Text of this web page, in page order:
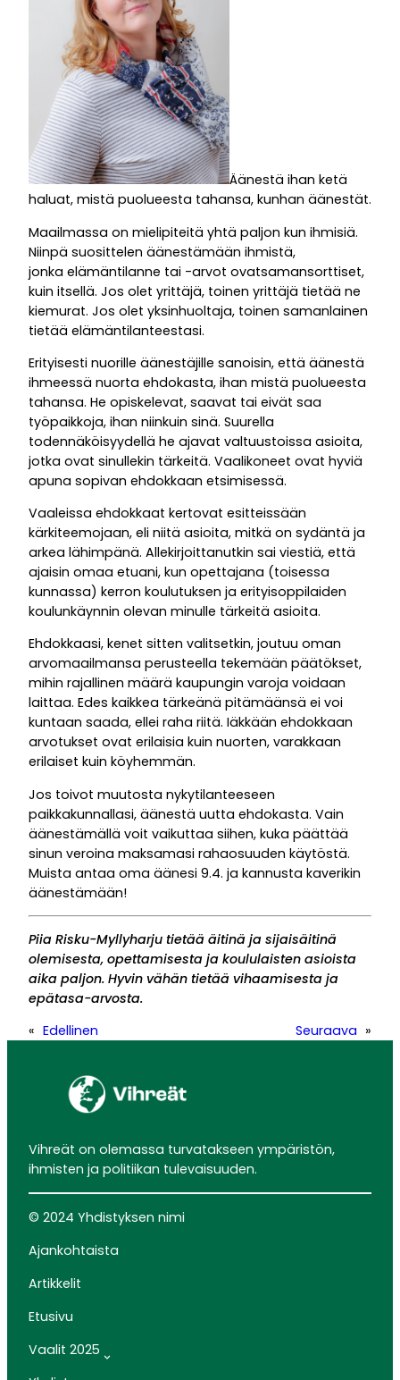
Äänestä ihan ketä
haluat, mistä puolueesta tahansa, kunhan äänestät.
Maailmassa on mielipiteitä yhtä paljon kun ihmisiä.
Niinpä suosittelen äänestämään ihmistä,
jonka elämäntilanne tai -arvot ovatsamansorttiset,
kuin itsellä. Jos olet yrittäjä, toinen yrittäjä tietää ne
kiemurat. Jos olet yksinhuoltaja, toinen samanlainen
tietää elämäntilanteestasi.
Erityisesti nuorille äänestäjille sanoisin, että äänestä
ihmeessä nuorta ehdokasta, ihan mistä puolueesta
tahansa. He opiskelevat, saavat tai eivät saa
työpaikkoja, ihan niinkuin sinä. Suurella
todennäköisyydellä he ajavat valtuustoissa asioita,
jotka ovat sinullekin tärkeitä. Vaalikoneet ovat hyviä
apuna sopivan ehdokkaan etsimisessä.
Vaaleissa ehdokkaat kertovat esitteissään
kärkiteemojaan, eli niitä asioita, mitkä on sydäntä ja
arkea lähimpänä. Allekirjoittanutkin sai viestiä, että
ajaisin omaa etuani, kun opettajana (toisessa
kunnassa) kerron koulutuksen ja erityisoppilaiden
koulunkäynnin olevan minulle tärkeitä asioita.
Ehdokkaasi, kenet sitten valitsetkin, joutuu oman
arvomaailmansa perusteella tekemään päätökset,
mihin rajallinen määrä kaupungin varoja voidaan
laittaa. Edes kaikkea tärkeänä pitämäänsä ei voi
kuntaan saada, ellei raha riitä. Iäkkään ehdokkaan
arvotukset ovat erilaisia kuin nuorten, varakkaan
erilaiset kuin köyhemmän.
Jos toivot muutosta nykytilanteeseen
paikkakunnallasi, äänestä uutta ehdokasta. Vain
äänestämällä voit vaikuttaa siihen, kuka päättää
sinun veroina maksamasi rahaosuuden käytöstä.
Muista antaa oma äänesi 9.4. ja kannusta kaverikin
äänestämään!
Piia Risku-Myllyharju tietää äitinä ja sijaisäitinä
olemisesta, opettamisesta ja koululaisten asioista
aika paljon. Hyvin vähän tietää vihaamisesta ja
epätasa-arvosta.
« Edellinen Seuraava »
Vihreät on olemassa turvatakseen ympäristön,
ihmisten ja politiikan tulevaisuuden.
© 2024 Yhdistyksen nimi
Ajankohtaista
Artikkelit
Etusivu
Vaalit 2025